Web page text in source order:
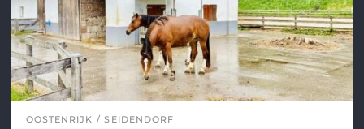
OOSTENRIJK SEIDENDORF